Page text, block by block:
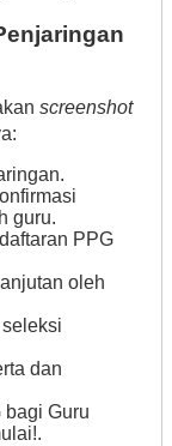
screenshot
:
guru.
PPG
oleh
dan
bagi Guru